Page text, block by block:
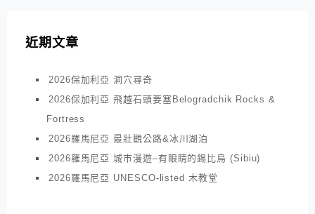
近期文章
2026保加利亞 洞穴尋奇
2026保加利亞 飛越石頭要塞Belogradchik Rocks &
Fortress
2026羅馬尼亞 最壯觀公路&冰川湖泊
2026羅馬尼亞 城市漫遊–有眼睛的錫比烏 (Sibiu)
2026羅馬尼亞 UNESCO-listed 木教堂